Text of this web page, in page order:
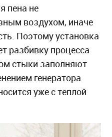
пена не
воздухом, иначе
Поэтому установка
разбивку процесса
стыки заполняют
генератора
уже с теплой